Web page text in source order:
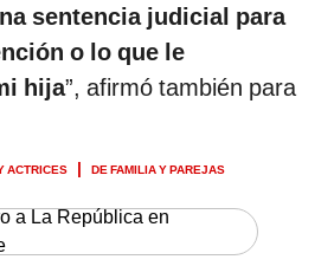
sentencia judicial para
o lo que le
hija”, afirmó también para
ACTRICES DE FAMILIA Y PAREJAS
a La República en